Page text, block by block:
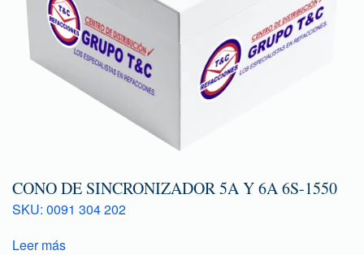
CONO DE SINCRONIZADOR 5A Y 6A 6S-1550
SKU: 0091 304 202
Leer más